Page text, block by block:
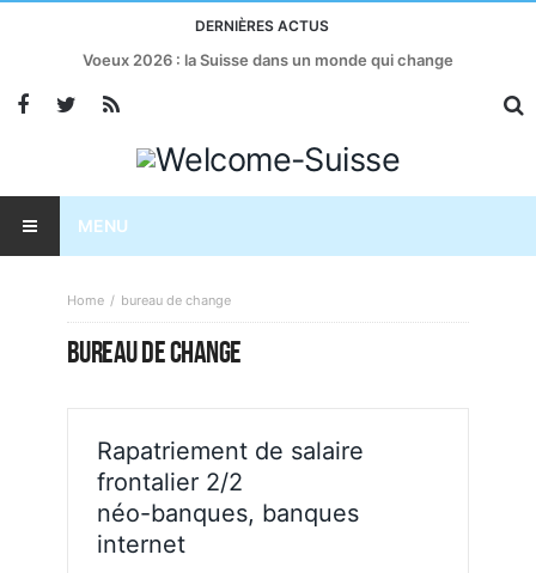
DERNIÈRES ACTUS
Voeux 2026 : la Suisse dans un monde qui change
MENU
Home bureau de change
BUREAU DE CHANGE
Rapatriement de salaire
frontalier 2/2
néo-banques, banques
internet